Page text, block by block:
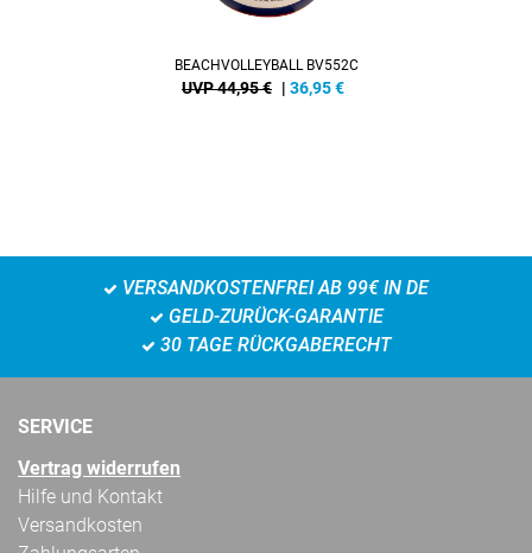
BEACHVOLLEYBALL BV552C
UVP 44,95 € | 36,95€
VERSANDKOSTENFREI AB 99€ IN DE
GELD-ZURÜCK-GARANTIE
30 TAGE RÜCKGABERECHT
SERVICE
Vertrag widerrufen
Hilfe und Kontakt
Versandkosten